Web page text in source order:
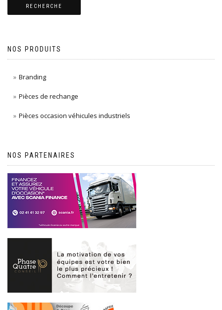
RECHERCHE
NOS PRODUITS
Branding
Pièces de rechange
Pièces occasion véhicules industriels
NOS PARTENAIRES